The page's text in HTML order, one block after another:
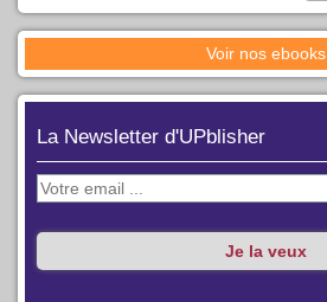
Voir nos ebooks
La Newsletter d'UPblisher